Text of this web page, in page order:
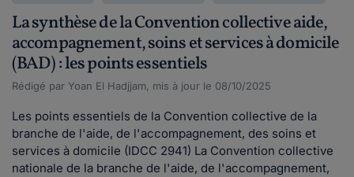
La synthèse de la Convention collective aide,
accompagnement, soins et services à domicile
(BAD) : les points essentiels
Rédigé par Yoan El Hadjjam, mis à jour le 08/10/2025
Les points essentiels de la Convention collective de la
branche de l'aide, de l'accompagnement, des soins et
services à domicile (IDCC 2941) La Convention collective
nationale de la branche de l'aide, de l'accompagnement,